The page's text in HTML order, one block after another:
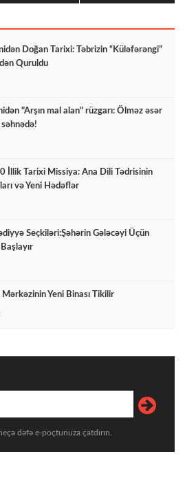
Doğan Tarixi: Təbrizin “Küləfərəngi”
Quruldu
"Arşın mal alan" rüzgarı: Ölməz əsər
İllik Tarixi Missiya: Ana Dili Tədrisinin
və Yeni Hədəflər
Seçkiləri:Şəhərin Gələcəyi Üçün
Yeni Binası Tikilir
dəfə e-poçtunuza çatdırın.